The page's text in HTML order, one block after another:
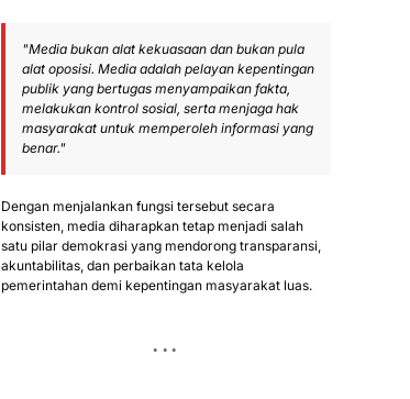
"Media bukan alat kekuasaan dan bukan pula
alat oposisi. Media adalah pelayan kepentingan
publik yang bertugas menyampaikan fakta,
melakukan kontrol sosial, serta menjaga hak
masyarakat untuk memperoleh informasi yang
benar."
Dengan menjalankan fungsi tersebut secara
konsisten, media diharapkan tetap menjadi salah
satu pilar demokrasi yang mendorong transparansi,
akuntabilitas, dan perbaikan tata kelola
pemerintahan demi kepentingan masyarakat luas.